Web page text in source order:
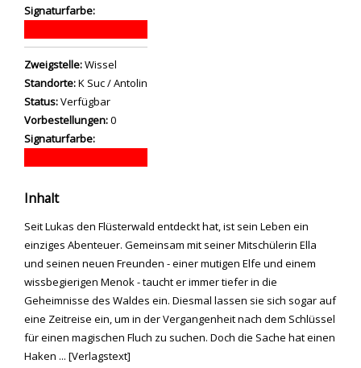
Signaturfarbe:
Zweigstelle:Wissel
Standorte:K Suc / Antolin
Status:Verfügbar
Vorbestellungen:0
Signaturfarbe:
Inhalt
Seit Lukas den Flüsterwald entdeckt hat, ist sein Leben ein
einziges Abenteuer. Gemeinsam mit seiner Mitschülerin Ella
und seinen neuen Freunden - einer mutigen Elfe und einem
wissbegierigen Menok - taucht er immer tiefer in die
Geheimnisse des Waldes ein. Diesmal lassen sie sich sogar auf
eine Zeitreise ein, um in der Vergangenheit nach dem Schlüssel
für einen magischen Fluch zu suchen. Doch die Sache hat einen
Haken ... [Verlagstext]